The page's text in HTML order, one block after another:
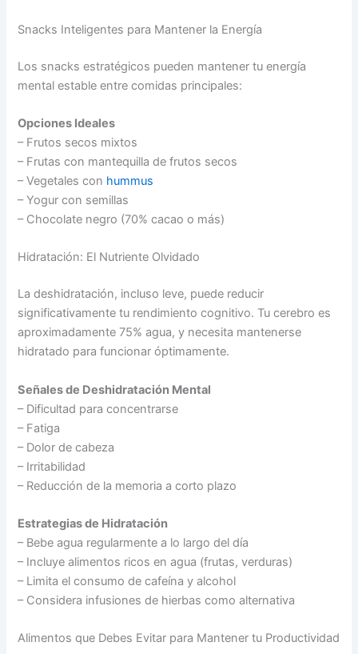
Snacks Inteligentes para Mantener la Energía
Los snacks estratégicos pueden mantener tu energía
mental estable entre comidas principales:
Opciones Ideales
– Frutos secos mixtos
– Frutas con mantequilla de frutos secos
– Vegetales con hummus
– Yogur con semillas
– Chocolate negro (70% cacao o más)
Hidratación: El Nutriente Olvidado
La deshidratación, incluso leve, puede reducir
significativamente tu rendimiento cognitivo. Tu cerebro es
aproximadamente 75% agua, y necesita mantenerse
hidratado para funcionar óptimamente.
Señales de Deshidratación Mental
– Dificultad para concentrarse
– Fatiga
– Dolor de cabeza
– Irritabilidad
– Reducción de la memoria a corto plazo
Estrategias de Hidratación
– Bebe agua regularmente a lo largo del día
– Incluye alimentos ricos en agua (frutas, verduras)
– Limita el consumo de cafeína y alcohol
– Considera infusiones de hierbas como alternativa
Alimentos que Debes Evitar para Mantener tu Productividad